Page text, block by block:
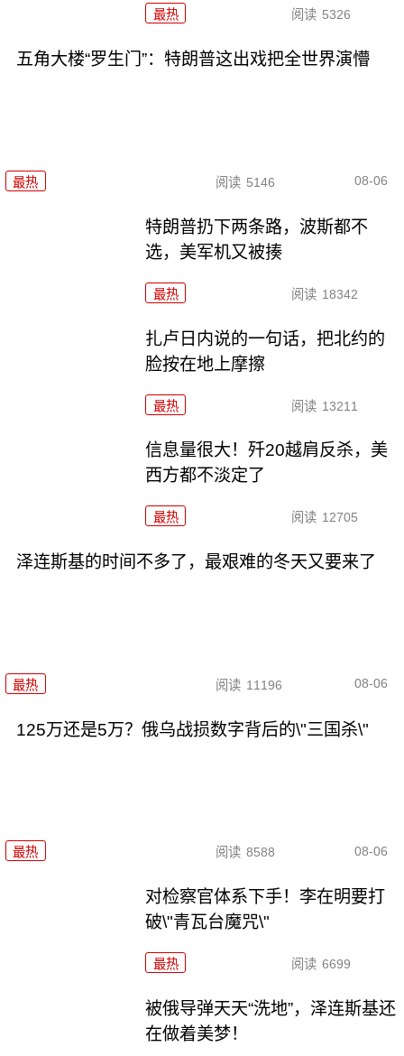
最热 阅读 5326
五角大楼“罗生门”：特朗普这出戏把全世界演懵
最热 阅读 5146 08-06
特朗普扔下两条路，波斯都不
选，美军机又被揍
最热 阅读 18342
扎卢日内说的一句话，把北约的
脸按在地上摩擦
最热 阅读 13211
信息量很大！歼20越肩反杀，美
西方都不淡定了
最热 阅读 12705
泽连斯基的时间不多了，最艰难的冬天又要来了
最热 阅读 11196 08-06
125万还是5万？俄乌战损数字背后的\"三国杀\"
最热 阅读 8588 08-06
对检察官体系下手！李在明要打
破\"青瓦台魔咒\"
最热 阅读 6699
被俄导弹天天“洗地”，泽连斯基还
在做着美梦！